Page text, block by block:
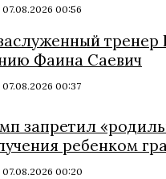
07.08.2026 00:56
тренер
Фаина Саевич
07.08.2026 00:37
запретил
ребенком
07.08.2026 00:20